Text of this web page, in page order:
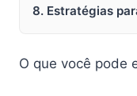
8. Estratégias
O que você pode